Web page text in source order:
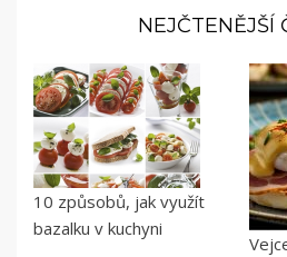
NEJČTENĚJŠÍ
10 způsobů, jak využít
bazalku v kuchyni